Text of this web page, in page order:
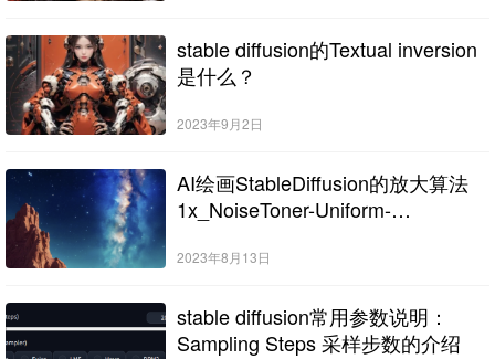
stable diffusion的Textual inversion
是什么？
2023年9月2日
AI绘画StableDiffusion的放大算法
1x_NoiseToner-Uniform-
2023年8月13日
stable diffusion常用参数说明：
Sampling Steps 采样步数的介绍